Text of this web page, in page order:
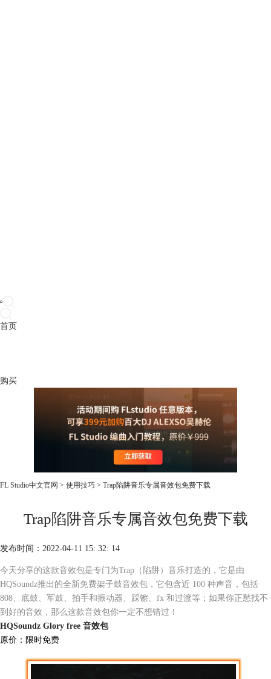
首页
购买
FL Studio中文官网 > 使用技巧 > Trap陷阱音乐专属音效包免费下载
Trap陷阱音乐专属音效包免费下载
发布时间：2022-04-11 15: 32: 14
今天分享的这款音效包是专门为Trap（陷阱）音乐打造的，它是由
HQSoundz推出的全新免费架子鼓音效包，它包含近 100 种声音，包括
808、底鼓、军鼓、拍手和振动器、踩镲、fx 和过渡等；如果你正愁找不
到好的音效，那么这款音效包你一定不想错过！
HQSoundz Glory free 音效包
原价：限时免费